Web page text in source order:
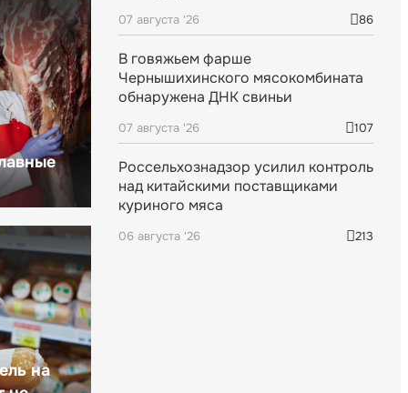
на
07 августа '26 86
В говяжьем фарше
Чернышихинского мясокомбината
обнаружена ДНК свиньи
07 августа '26 107
Россельхознадзор усилил контроль
над китайскими поставщиками
куриного мяса
06 августа '26 213